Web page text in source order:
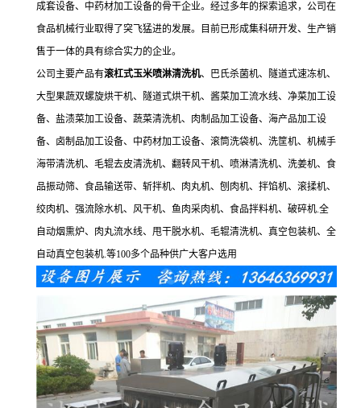
成套设备、中药材加工设备的骨干企业。经过多年的探索追求，公司在
食品机械行业取得了突飞猛进的发展。目前已形成集科研开发、生产销
售于一体的具有综合实力的企业。
公司主要产品有滚杠式玉米喷淋清洗机、巴氏杀菌机、隧道式速冻机、
大型果蔬双螺旋烘干机、隧道式烘干机、酱菜加工流水线、净菜加工设
备、盐渍菜加工设备、蔬菜清洗机、肉制品加工设备、海产品加工设
备、卤制品加工设备、中药材加工设备、滚筒洗袋机、洗筐机、机械手
海带清洗机、毛辊去皮清洗机、翻转风干机、喷淋清洗机、洗姜机、食
品振动筛、食品输送带、斩拌机、肉丸机、刨肉机、拌馅机、滚揉机、
绞肉机、强流除水机、风干机、鱼肉采肉机、食品拌料机、破碎机.全
自动烟熏炉、肉丸流水线、甩干脱水机、毛辊清洗机、真空包装机、全
自动真空包装机.等100多个品种供广大客户选用